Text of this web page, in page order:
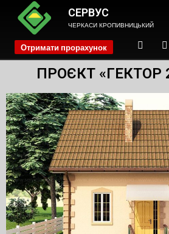
СЕРВУС
ЧЕРКАСИ КРОПИВНИЦЬКИЙ
Отримати прорахунок
ПРОЄКТ «ГЕКТОР